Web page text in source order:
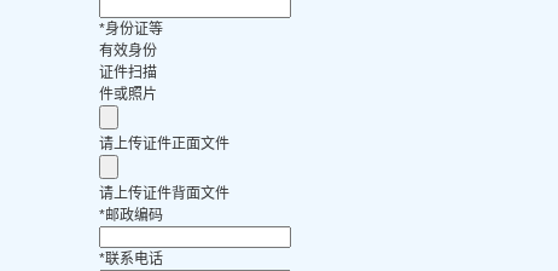
*身份证等
有效身份
证件扫描
件或照片
请上传证件正面文件
请上传证件背面文件
*邮政编码
*联系电话